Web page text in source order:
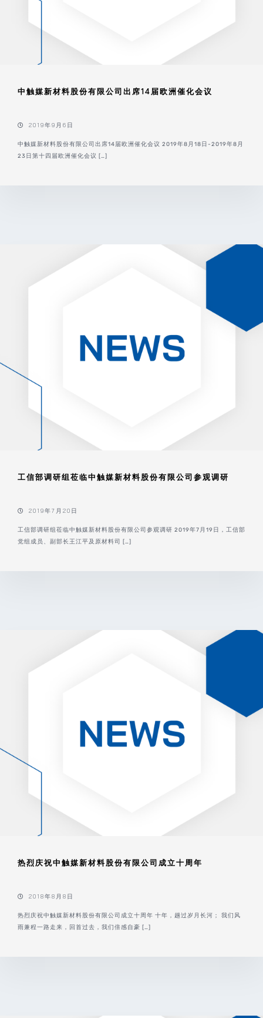
中触媒新材料股份有限公司出席14届欧洲催化会议
2019年9月6日
中触媒新材料股份有限公司出席14届欧洲催化会议 2019年8月18日-2019年8月
23日第十四届欧洲催化会议 […]
工信部调研组莅临中触媒新材料股份有限公司参观调研
2019年7月20日
工信部调研组莅临中触媒新材料股份有限公司参观调研 2019年7月19日，工信部
党组成员、副部长王江平及原材料司 […]
热烈庆祝中触媒新材料股份有限公司成立十周年
2018年8月8日
热烈庆祝中触媒新材料股份有限公司成立十周年 十年，趟过岁月长河； 我们风
雨兼程一路走来，回首过去，我们倍感自豪 […]